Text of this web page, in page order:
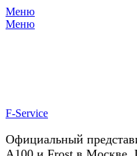
Меню
Меню
F-Service
Официальный
У нас